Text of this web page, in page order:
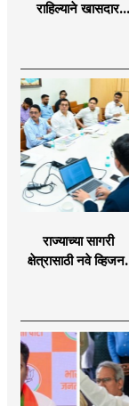
राहिल्याने खासदार
काय सांगतो?
राज्याच्या सागरी
क्षेत्रासाठी नवे व्हिजन;
प्रस्ताव